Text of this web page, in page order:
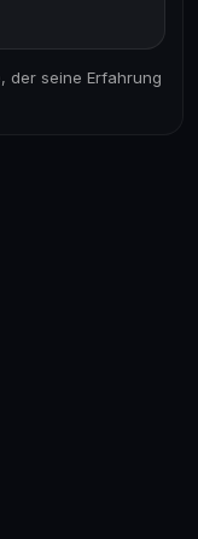
der seine Erfahrung